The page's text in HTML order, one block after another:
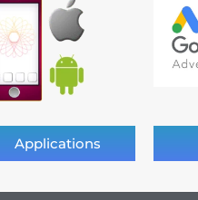
Applications